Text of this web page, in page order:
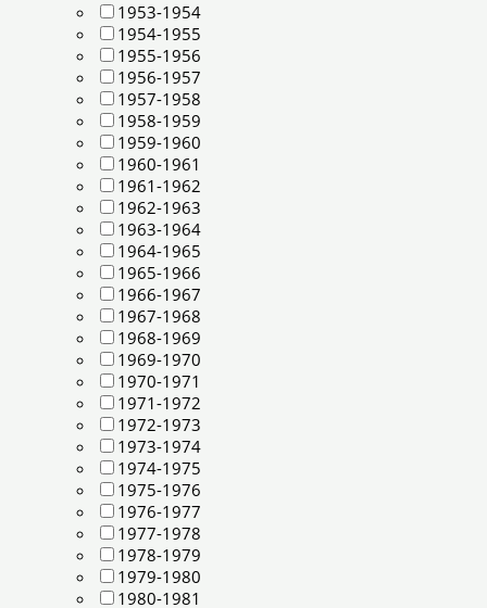
1953-1954
1954-1955
1955-1956
1956-1957
1957-1958
1958-1959
1959-1960
1960-1961
1961-1962
1962-1963
1963-1964
1964-1965
1965-1966
1966-1967
1967-1968
1968-1969
1969-1970
1970-1971
1971-1972
1972-1973
1973-1974
1974-1975
1975-1976
1976-1977
1977-1978
1978-1979
1979-1980
1980-1981